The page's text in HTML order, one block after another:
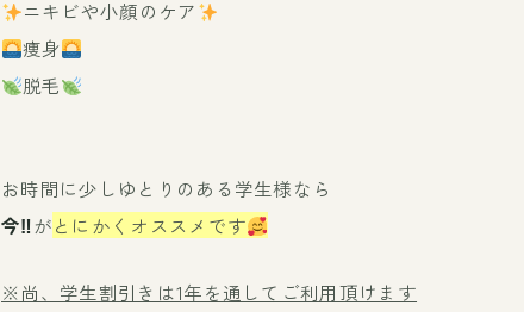
ニキビや小顔のケア
痩身
脱毛
お時間に少しゆとりのある学生様なら
今‼︎がとにかくオススメです
※尚、学生割引きは1年を通してご利用頂けます